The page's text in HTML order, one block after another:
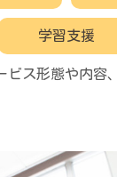
学習支援
ス形態や内容